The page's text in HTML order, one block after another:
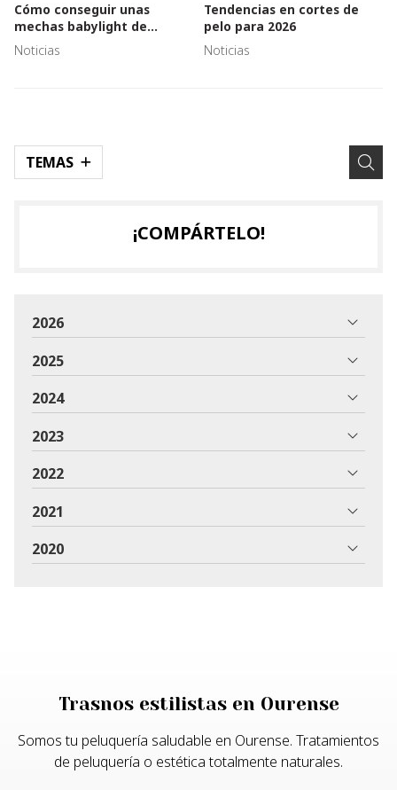
TEMAS
Cómo conseguir unas
mechas babylight de
aspecto natural y sutil
Noticias
Tendencias en cortes de
pelo para 2026
Noticias
¡COMPÁRTELO!
2026
2025
2024
2023
2022
2021
2020
Trasnos estilistas en Ourense
Somos tu peluquería saludable en Ourense. Tratamientos
de peluquería o estética totalmente naturales.